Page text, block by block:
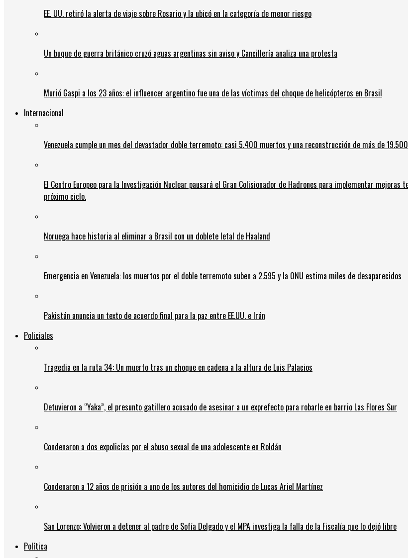
EE. UU. retiró la alerta de viaje sobre Rosario y la ubicó en la categoría de menor riesgo
Un buque de guerra británico cruzó aguas argentinas sin aviso y Cancillería analiza una protesta
Murió Gaspi a los 23 años: el influencer argentino fue una de las víctimas del choque de helicópteros en Brasil
Internacional
Venezuela cumple un mes del devastador doble terremoto: casi 5.400 muertos y una reconstrucción de más de
El Centro Europeo para la Investigación Nuclear pausará el Gran Colisionador de Hadrones para implementar
próximo ciclo.
Noruega hace historia al eliminar a Brasil con un doblete letal de Haaland
Emergencia en Venezuela: los muertos por el doble terremoto suben a 2.595 y la ONU estima miles de desaparecidos
Pakistán anuncia un texto de acuerdo final para la paz entre EE.UU. e Irán
Policiales
Tragedia en la ruta 34: Un muerto tras un choque en cadena a la altura de Luis Palacios
Detuvieron a “Yaka”, el presunto gatillero acusado de asesinar a un exprefecto para robarle en barrio Las Flores Sur
Condenaron a dos expolicías por el abuso sexual de una adolescente en Roldán
Condenaron a 12 años de prisión a uno de los autores del homicidio de Lucas Ariel Martínez
San Lorenzo: Volvieron a detener al padre de Sofía Delgado y el MPA investiga la falla de la Fiscalía que lo dejó libre
Política